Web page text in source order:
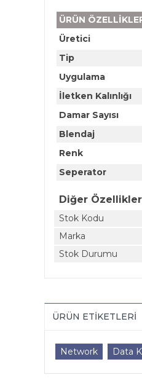
ÜRÜN
Üretici
Tip
Uygulama
İletken Kalınlığı
Damar Sayısı
Blendaj
Renk
Seperator
Diğer Özellikler
Stok Kodu
Marka
Stok Durumu
ÜRÜN ETIKETLERI
Network Data